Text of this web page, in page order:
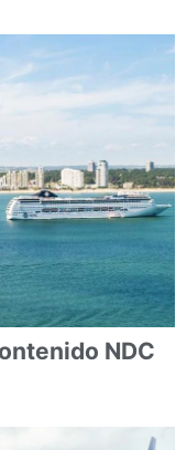
NDC